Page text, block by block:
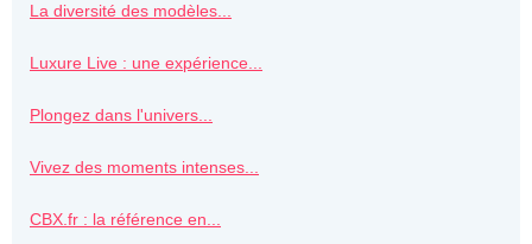
La diversité des modèles...
Luxure Live : une expérience...
Plongez dans l'univers...
Vivez des moments intenses...
CBX.fr : la référence en...